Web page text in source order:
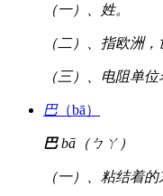
（一）、姓。
（二）、指欧洲
（三）、电阻单
巴（bā）
巴bā（ㄅㄚ）
（一）、粘结着